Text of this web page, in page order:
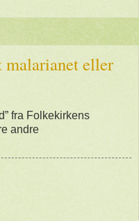
eller
fra Folkekirkens
andre